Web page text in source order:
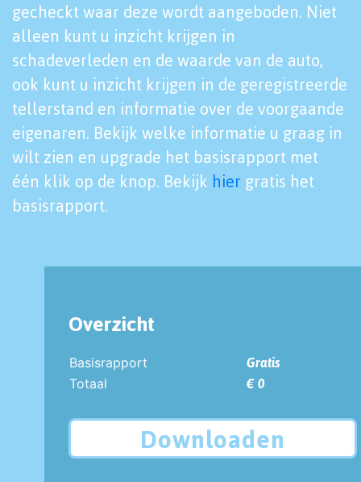
gecheckt waar deze wordt aangeboden. Niet
alleen kunt u inzicht krijgen in
schadeverleden en de waarde van de auto,
ook kunt u inzicht krijgen in de geregistreerde
tellerstand en informatie over de voorgaande
eigenaren. Bekijk welke informatie u graag in
wilt zien en upgrade het basisrapport met
één klik op de knop. Bekijk hier gratis het
basisrapport.
Overzicht
Basisrapport
Gratis
Totaal
€ 0
Downloaden